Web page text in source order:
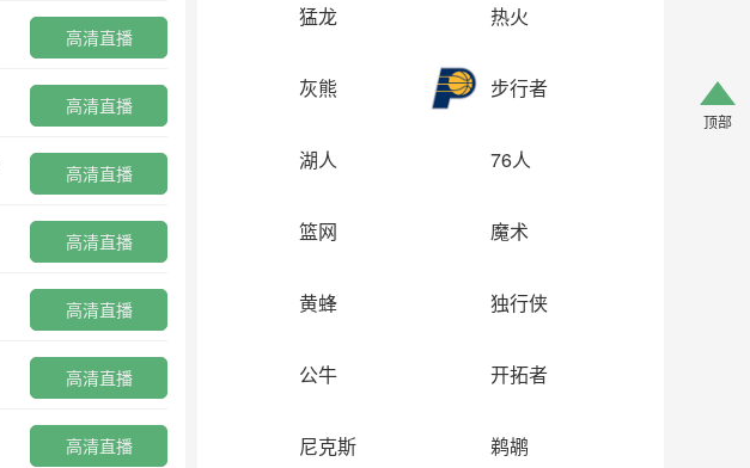
高清直播
高清直播
高清直播
高清直播
高清直播
高清直播
高清直播
猛龙 热火
灰熊 步行者
湖人 76人
篮网 魔术
黄蜂 独行侠
公牛 开拓者
尼克斯 鹈鹕
顶部